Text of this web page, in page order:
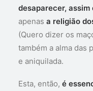
desaparecer,
apenas a religião
(Quero dizer os
também a alma das
e aniquilada.
Esta, então, é